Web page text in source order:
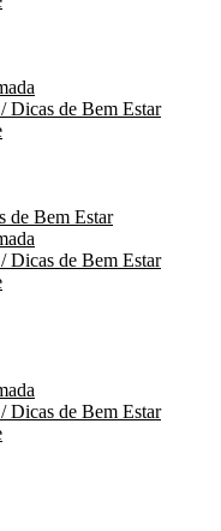
Dicas de Bem Estar
de Bem Estar
Dicas de Bem Estar
Dicas de Bem Estar